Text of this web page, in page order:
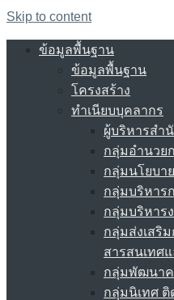
Skip to content
ข้อมูลพื้นฐาน
ข้อมูลพื้นฐาน
โครงสร้าง
ทำเนียบบุคลากร
ผู้บริหารสำ
กลุ่มอำนวย
กลุ่มนโยบา
กลุ่มบริหาร
กลุ่มบริหาร
กลุ่มส่งเสริ
สารสนเทศ
กลุ่มพัฒนาค
กลุ่มนิเทศ ติ